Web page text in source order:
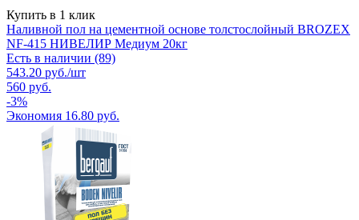
Купить в 1 клик
Наливной пол на цементной основе толстослойный BROZEX
NF-415 НИВЕЛИР Медиум 20кг
Есть в наличии (89)
543.20 руб./шт
560 руб.
-3%
Экономия 16.80 руб.